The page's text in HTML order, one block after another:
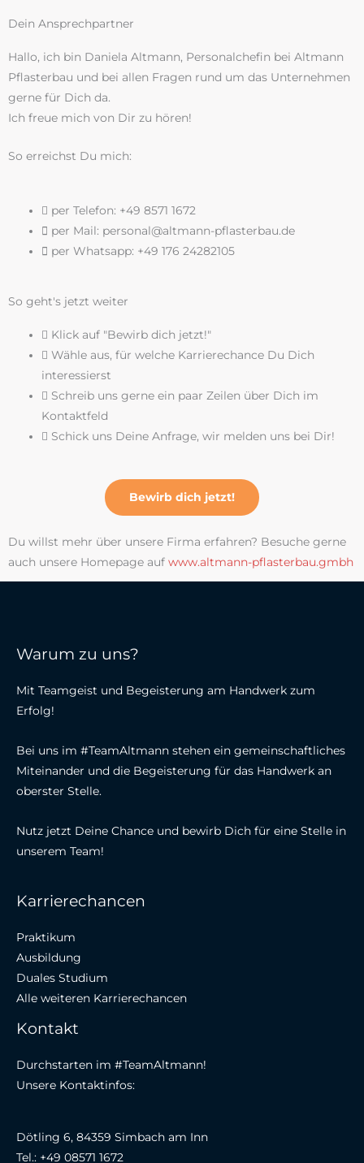
Dein Ansprechpartner
Hallo, ich bin Daniela Altmann, Personalchefin bei Altmann
Pflasterbau und bei allen Fragen rund um das Unternehmen
gerne für Dich da.
Ich freue mich von Dir zu hören!
So erreichst Du mich:
per Telefon: +49 8571 1672
per Mail: personal@altmann-pflasterbau.de
per Whatsapp: +49 176 24282105
So geht's jetzt weiter
Klick auf "Bewirb dich jetzt!"
Wähle aus, für welche Karrierechance Du Dich
interessierst
Schreib uns gerne ein paar Zeilen über Dich im
Kontaktfeld
Schick uns Deine Anfrage, wir melden uns bei Dir!
Bewirb dich jetzt!
Du willst mehr über unsere Firma erfahren? Besuche gerne
auch unsere Homepage auf www.altmann-pflasterbau.gmbh
Warum zu uns?
Mit Teamgeist und Begeisterung am Handwerk zum
Erfolg!
Bei uns im #TeamAltmann stehen ein gemeinschaftliches
Miteinander und die Begeisterung für das Handwerk an
oberster Stelle.
Nutz jetzt Deine Chance und bewirb Dich für eine Stelle in
unserem Team!
Karrierechancen
Praktikum
Ausbildung
Duales Studium
Alle weiteren Karrierechancen
Kontakt
Durchstarten im #TeamAltmann!
Unsere Kontaktinfos:
Dötling 6, 84359 Simbach am Inn
Tel.: +49 08571 1672